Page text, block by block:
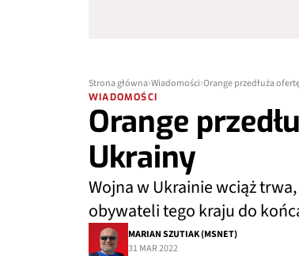
Strona główna Wiadomości Orange przedłuża
WIADOMOŚCI
Orange
Ukrainy
Wojna w Ukrainie wciąż
obywateli tego kraju do
MARIAN SZUTIAK (MSNET)
31 MAR 2022